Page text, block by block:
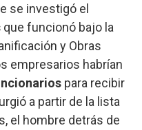
se investigó el
que funcionó bajo la
y Obras
empresarios habrían
para recibir
a partir de la lista
el hombre detrás de